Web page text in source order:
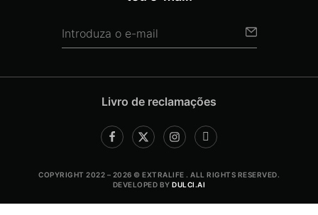
Livro de reclamações
COPYRIGHT 2022 – 2026 © EXTRALIFE . ALL RIGHTS RESERVED.
DEVELOPED BYDULCI.AI